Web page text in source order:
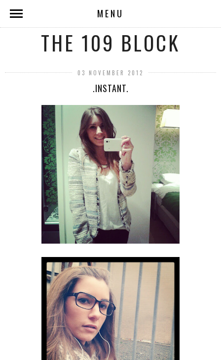
MENU
THE 109 BLOCK
03 NOVEMBER 2012
.INSTANT.